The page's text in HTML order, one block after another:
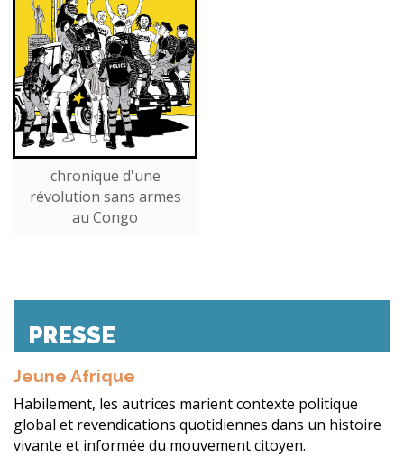
chronique d'une
révolution sans armes
au Congo
PRESSE
Jeune Afrique
Habilement, les autrices marient contexte politique
global et revendications quotidiennes dans un histoire
vivante et informée du mouvement citoyen.